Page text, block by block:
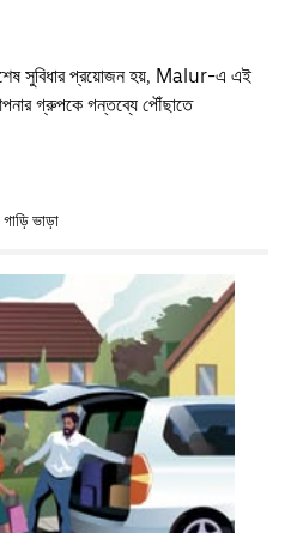
সুবিধার প্রয়োজন হয়, Malur-এ এই
গ্রুপকে গন্তব্যে পৌঁছাতে
গাড়ি ভাড়া